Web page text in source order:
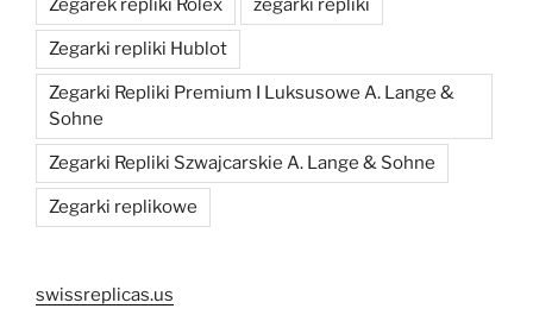
Zegarek repliki Rolex zegarki repliki
Zegarki repliki Hublot
Zegarki Repliki Premium I Luksusowe A. Lange &
Sohne
Zegarki Repliki Szwajcarskie A. Lange & Sohne
Zegarki replikowe
swissreplicas.us